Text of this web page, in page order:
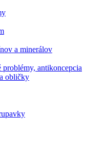
a minerálov
antikoncepcia
obličky